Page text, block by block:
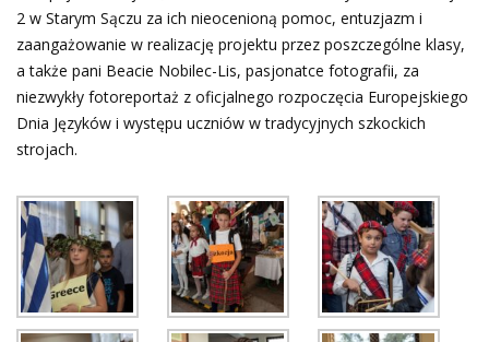
2 w Starym Sączu za ich nieocenioną pomoc, entuzjazm i
zaangażowanie w realizację projektu przez poszczególne klasy,
a także pani Beacie Nobilec-Lis, pasjonatce fotografii, za
niezwykły fotoreportaż z oficjalnego rozpoczęcia Europejskiego
Dnia Języków i występu uczniów w tradycyjnych szkockich
strojach.